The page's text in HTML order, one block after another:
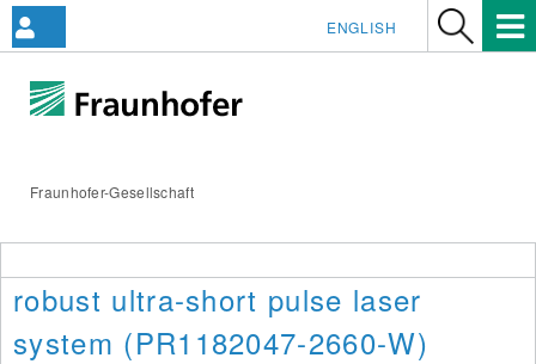
Fraunhofer-Gesellschaft
ENGLISH
robust ultra-short pulse laser
system (PR1182047-2660-W)